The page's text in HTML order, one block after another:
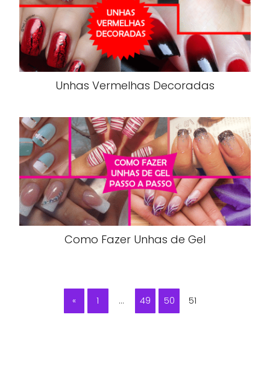
Unhas Vermelhas Decoradas
Como Fazer Unhas de Gel
« 1 … 49 50 51